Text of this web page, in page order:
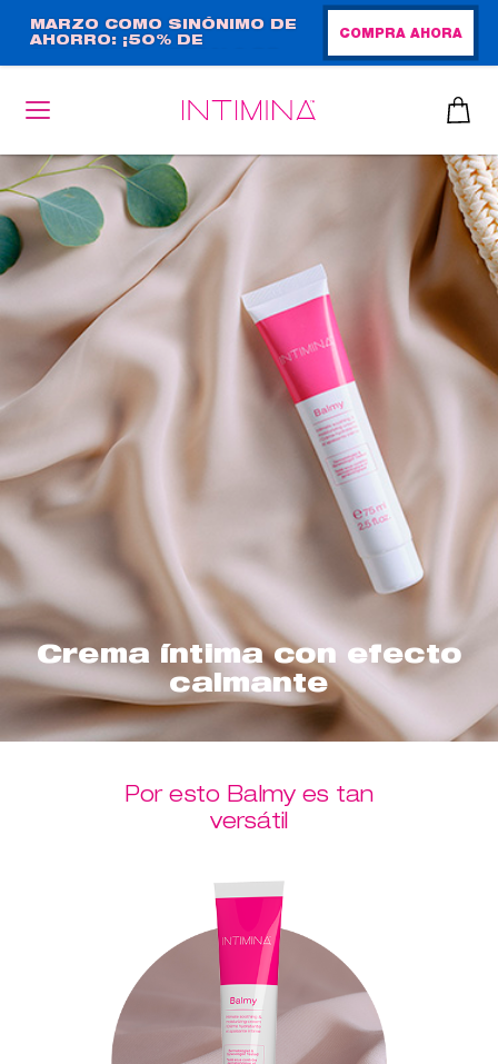
contenido
principal
MARZO COMO SINÓNIMO DE
AHORRO: ¡50% DE
TAMAÑO NORMAL!
COMPRA AHORA
Crema íntima con efecto
calmante
Por esto Balmy es tan
versátil